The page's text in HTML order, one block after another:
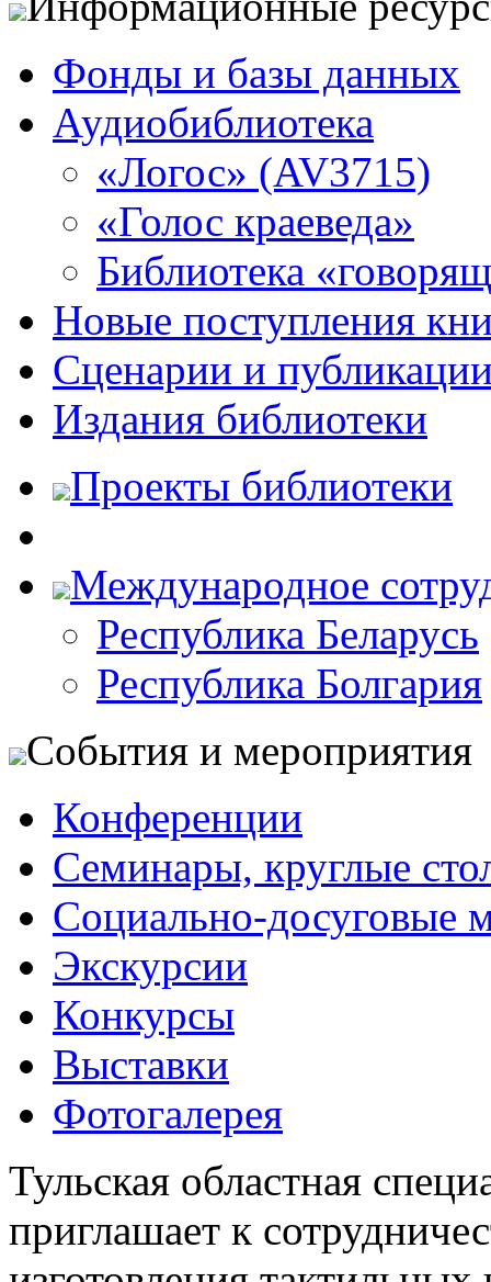
Фонды и базы данных
Аудиобиблиотека
«Логос» (AV3715)
«Голос краеведа»
Библиотека
Новые поступления
Сценарии и
Издания библиотеки
Проекты библиотеки
Международное
Республика Беларусь
Республика Болгария
События и мероприятия
Конференции
Семинары, круглые
Социально-досуговые
Экскурсии
Конкурсы
Выставки
Фотогалерея
Тульская областная
приглашает к